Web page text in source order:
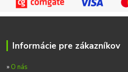
Informácie pre zákazníkov
» O nás